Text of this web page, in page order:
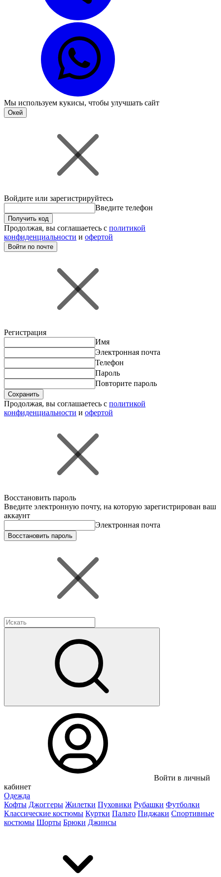
Мы используем кукисы, чтобы улучшать сайт
Окей
Войдите или зарегистрируйтесь
Введите телефон
Получить код
Продолжая, вы соглашаетесь с политикой
конфиденциальности и офертой
Войти по почте
Регистрация
Имя
Электронная почта
Телефон
Пароль
Повторите пароль
Сохранить
Продолжая, вы соглашаетесь с политикой
конфиденциальности и офертой
Восстановить пароль
Введите электронную почту, на которую зарегистрирован ваш
аккаунт
Электронная почта
Восстановить пароль
Войти в личный
кабинет
Одежда
Кофты Джоггеры Жилетки Пуховики Рубашки Футболки
Классические костюмы Куртки Пальто Пиджаки Спортивные
костюмы Шорты Брюки Джинсы